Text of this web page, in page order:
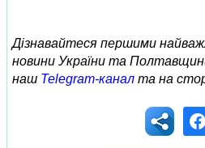
Дізнавайтеся першими
новини України та
наш Telegram-канал та на